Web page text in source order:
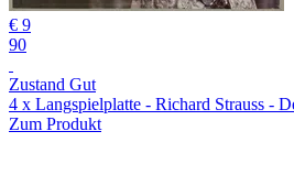
€ 9
90
Zustand Gut
4 x Langspielplatte - Richard Strauss -
Zum Produkt